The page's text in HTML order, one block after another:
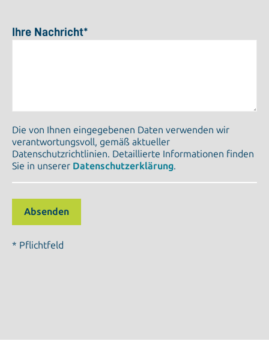
Ihre Nachricht*
Die von Ihnen eingegebenen Daten verwenden wir
verantwortungsvoll, gemäß aktueller
Datenschutzrichtlinien. Detaillierte Informationen finden
Sie in unserer Datenschutzerklärung.
* Pflichtfeld